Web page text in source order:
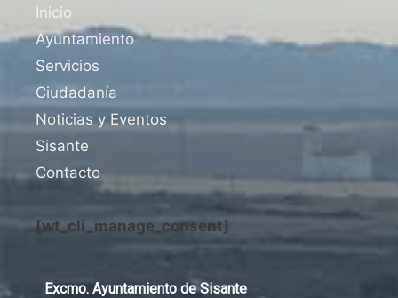
Inicio
Ayuntamiento
Servicios
Ciudadanía
Noticias y Eventos
Sisante
Contacto
[wt_cli_manage_consent]
Excmo. Ayuntamiento de Sisante